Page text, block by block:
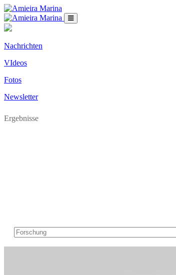
Nachrichten
VIdeos
Fotos
Newsletter
Ergebnisse